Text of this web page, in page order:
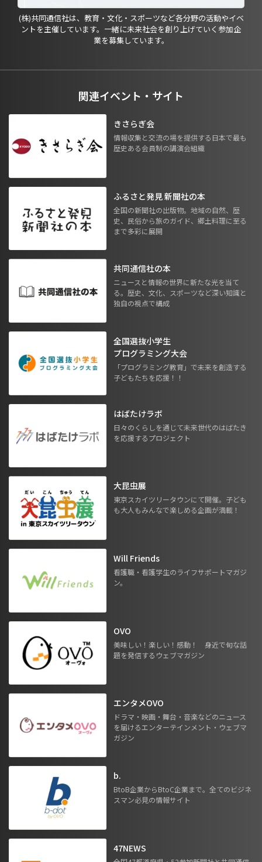
(株)共同通信社は、教育・文化・スポーツなど各分野の活動やイベ
ントを主催しています。一緒に未来社会を創り上げていく参加企
業を募集しています。
関連イベント・サイト
きさらぎ会
情報収集と交流の場を提供する日本で最も
歴史ある会員制の講演会組織
ふるさと発見 新聞社の本
全国の新聞社の出版物。地域の自然、歴
史、民俗から旅のガイド、郷土料理に至る
まで多彩に展開
共同通信社の本
ニュースと情報の世界に新たな光を当て
る。歴史、文化、スポーツなど深い知識と
独自の視点で構成
全国選抜小学生
プログラミング大会
「プログラミング教育」で未来を創造する
子どもたちを応援！！
はばたけラボ
日々のくらしを通じて未来世代のはばたき
を応援するプロジェクト
大昆虫展
東京スカイツリータウンにて開催。子ども
も大人もみんなで楽しめる企画が満載！
Will Friends
看護職・看護学生のライフサポートマガジ
ン。
OVO
美味しい！楽しい！感動！ 身近で旬な話
題を発信するウェブマガジン
エンタメOVO
ドラマ・映画・舞台・音楽などのニュース
を届けるエンターテインメント・ウェブマ
ガジン
b.
BtoB企業からBtoC企業まで。全てのビジネ
スマン必見の情報サイト
47NEWS